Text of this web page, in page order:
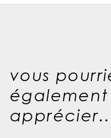
vous
également